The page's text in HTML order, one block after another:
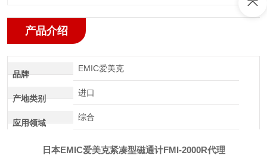
产品介绍
品牌
EMIC爱美克
产地类别
进口
应用领域
综合
日本EMIC爱美克紧凑型磁通计FMI-2000R代理